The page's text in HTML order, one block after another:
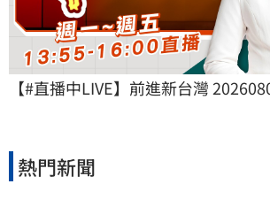
【#直播中LIVE】前進新台灣
熱門新聞